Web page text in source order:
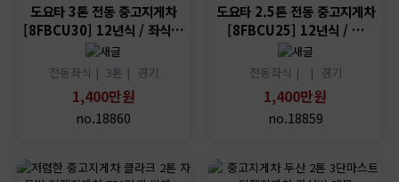
도요타 3톤 전동 중고지게차
[8FBCU30] 12년식 / 좌식…
전동좌식 | 3톤 | 경기
1,400만원
no.18860
도요타 2.5톤 전동 중고지게차
[8FBCU25] 12년식 / …
전동좌식 | | 경기
1,400만원
no.18859